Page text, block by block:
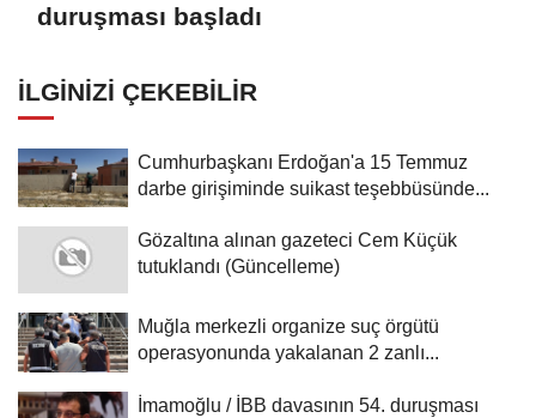
duruşması başladı
İLGINIZI ÇEKEBILIR
Cumhurbaşkanı Erdoğan'a 15 Temmuz
darbe girişiminde suikast teşebbüsünde...
Gözaltına alınan gazeteci Cem Küçük
tutuklandı (Güncelleme)
Muğla merkezli organize suç örgütü
operasyonunda yakalanan 2 zanlı...
İmamoğlu / İBB davasının 54. duruşması